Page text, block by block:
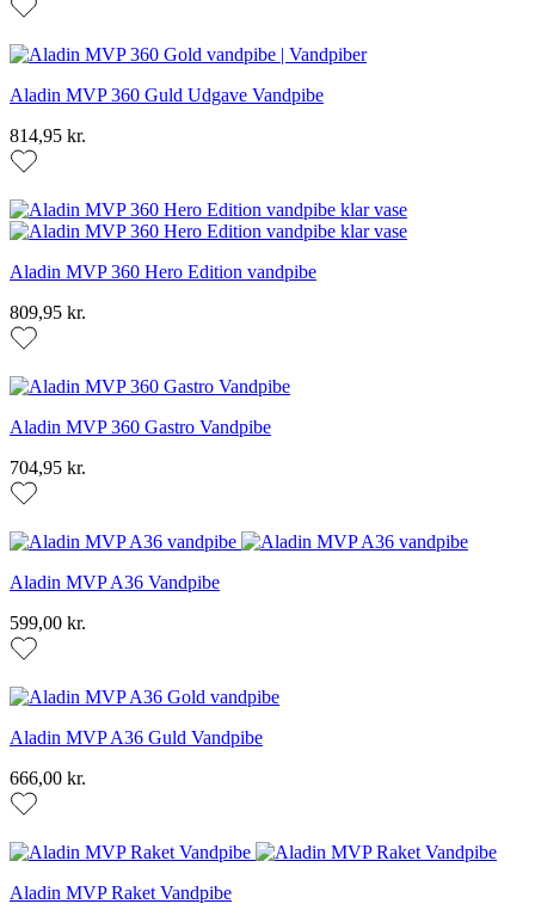
Aladin MVP 360 Guld Udgave Vandpibe
814,95 kr.
Aladin MVP 360 Hero Edition vandpibe
809,95 kr.
Aladin MVP 360 Gastro Vandpibe
704,95 kr.
Aladin MVP A36 Vandpibe
599,00 kr.
Aladin MVP A36 Guld Vandpibe
666,00 kr.
Aladin MVP Raket Vandpibe